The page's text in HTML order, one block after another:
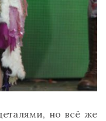
но всё же